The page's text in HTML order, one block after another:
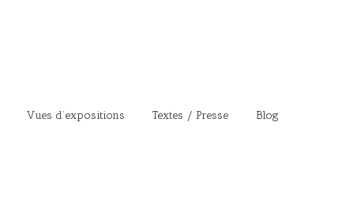
Vues d’expositions Textes / Presse Blog